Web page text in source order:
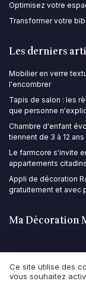
Optimisez votre
Transformer votre
Les derniers
Mobilier en verre
l'encombrer
Tapis de salon : les
que personne
Chambre d'enfant
tiennent de 3 à 12 ans
Le farmcore s'invite
appartements citadins
Appli de décoration
gratuitement et avec
Ma Décoration
Ce site utilise des
vous souhaitez